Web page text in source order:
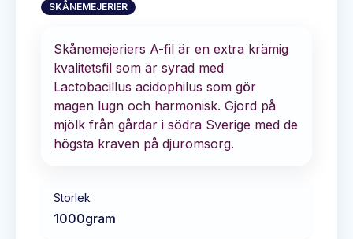
SKÅNEMEJERIER
Skånemejeriers A-fil är en extra krämig
kvalitetsfil som är syrad med
Lactobacillus acidophilus som gör
magen lugn och harmonisk. Gjord på
mjölk från gårdar i södra Sverige med de
högsta kraven på djuromsorg.
Storlek
1000gram